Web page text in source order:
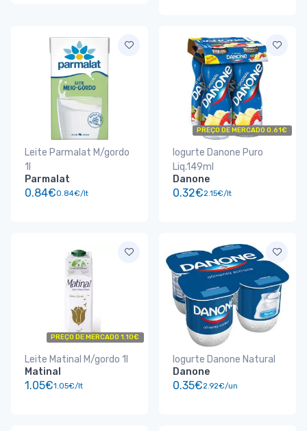
Leite Parmalat M/gordo
1l
Parmalat
0.84€0.84€/lt
PREÇO DE MERCADO 0.61€
Iogurte Danone Puro
Liq.149ml
Danone
0.32€2.15€/lt
PREÇO DE MERCADO 1.10€
Leite Matinal M/gordo 1l
Matinal
1.05€1.05€/lt
Iogurte Danone Natural
Danone
0.35€2.92€/un